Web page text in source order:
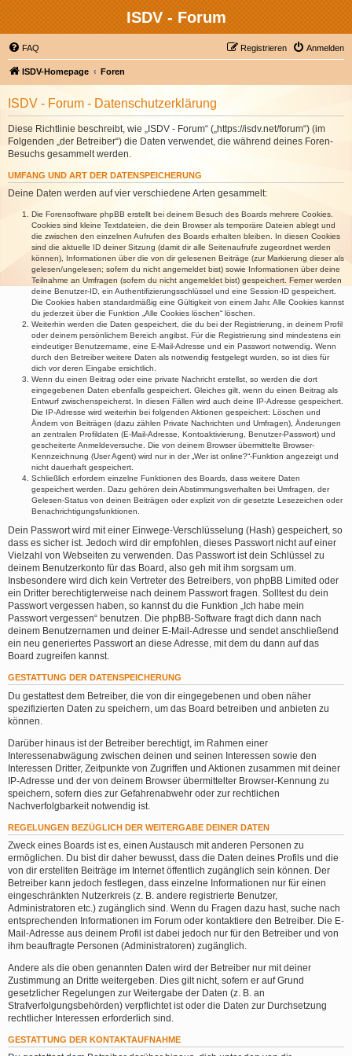
ISDV - Forum
FAQ Anmelden
Registrieren
ISDV-Homepage Foren
ISDV - Forum - Datenschutzerklärung
Diese Richtlinie beschreibt, wie „ISDV - Forum“ („https://isdv.net/forum“) (im
Folgenden „der Betreiber“) die Daten verwendet, die während deines Foren-
Besuchs gesammelt werden.
UMFANG UND ART DER DATENSPEICHERUNG
Deine Daten werden auf vier verschiedene Arten gesammelt:
Die Forensoftware phpBB erstellt bei deinem Besuch des Boards mehrere Cookies.
Cookies sind kleine Textdateien, die dein Browser als temporäre Dateien ablegt und
die zwischen den einzelnen Aufrufen des Boards erhalten bleiben. In diesen Cookies
sind die aktuelle ID deiner Sitzung (damit dir alle Seitenaufrufe zugeordnet werden
können), Informationen über die von dir gelesenen Beiträge (zur Markierung dieser als
gelesen/ungelesen; sofern du nicht angemeldet bist) sowie Informationen über deine
Teilnahme an Umfragen (sofern du nicht angemeldet bist) gespeichert. Ferner werden
deine Benutzer-ID, ein Authentifizierungsschlüssel und eine Session-ID gespeichert.
Die Cookies haben standardmäßig eine Gültigkeit von einem Jahr. Alle Cookies kannst
du jederzeit über die Funktion „Alle Cookies löschen“ löschen.
Weiterhin werden die Daten gespeichert, die du bei der Registrierung, in deinem Profil
oder deinem persönlichem Bereich angibst. Für die Registrierung sind mindestens ein
eindeutiger Benutzername, eine E-Mail-Adresse und ein Passwort notwendig. Wenn
durch den Betreiber weitere Daten als notwendig festgelegt wurden, so ist dies für
dich vor deren Eingabe ersichtlich.
Wenn du einen Beitrag oder eine private Nachricht erstellst, so werden die dort
eingegebenen Daten ebenfalls gespeichert. Gleiches gilt, wenn du einen Beitrag als
Entwurf zwischenspeicherst. In diesen Fällen wird auch deine IP-Adresse gespeichert.
Die IP-Adresse wird weiterhin bei folgenden Aktionen gespeichert: Löschen und
Ändern von Beiträgen (dazu zählen Private Nachrichten und Umfragen), Änderungen
an zentralen Profildaten (E-Mail-Adresse, Kontoaktivierung, Benutzer-Passwort) und
gescheiterte Anmeldeversuche. Die von deinem Browser übermittelte Browser-
Kennzeichnung (User Agent) wird nur in der „Wer ist online?“-Funktion angezeigt und
nicht dauerhaft gespeichert.
Schließlich erfordern einzelne Funktionen des Boards, dass weitere Daten
gespeichert werden. Dazu gehören dein Abstimmungsverhalten bei Umfragen, der
Gelesen-Status von deinen Beiträgen oder explizit von dir gesetzte Lesezeichen oder
Benachrichtigungsfunktionen.
Dein Passwort wird mit einer Einwege-Verschlüsselung (Hash) gespeichert, so
dass es sicher ist. Jedoch wird dir empfohlen, dieses Passwort nicht auf einer
Vielzahl von Webseiten zu verwenden. Das Passwort ist dein Schlüssel zu
deinem Benutzerkonto für das Board, also geh mit ihm sorgsam um.
Insbesondere wird dich kein Vertreter des Betreibers, von phpBB Limited oder
ein Dritter berechtigterweise nach deinem Passwort fragen. Solltest du dein
Passwort vergessen haben, so kannst du die Funktion „Ich habe mein
Passwort vergessen“ benutzen. Die phpBB-Software fragt dich dann nach
deinem Benutzernamen und deiner E-Mail-Adresse und sendet anschließend
ein neu generiertes Passwort an diese Adresse, mit dem du dann auf das
Board zugreifen kannst.
GESTATTUNG DER DATENSPEICHERUNG
Du gestattest dem Betreiber, die von dir eingegebenen und oben näher
spezifizierten Daten zu speichern, um das Board betreiben und anbieten zu
können.
Darüber hinaus ist der Betreiber berechtigt, im Rahmen einer
Interessenabwägung zwischen deinen und seinen Interessen sowie den
Interessen Dritter, Zeitpunkte von Zugriffen und Aktionen zusammen mit deiner
IP-Adresse und der von deinem Browser übermittelter Browser-Kennung zu
speichern, sofern dies zur Gefahrenabwehr oder zur rechtlichen
Nachverfolgbarkeit notwendig ist.
REGELUNGEN BEZÜGLICH DER WEITERGABE DEINER DATEN
Zweck eines Boards ist es, einen Austausch mit anderen Personen zu
ermöglichen. Du bist dir daher bewusst, dass die Daten deines Profils und die
von dir erstellten Beiträge im Internet öffentlich zugänglich sein können. Der
Betreiber kann jedoch festlegen, dass einzelne Informationen nur für einen
eingeschränkten Nutzerkreis (z. B. andere registrierte Benutzer,
Administratoren etc.) zugänglich sind. Wenn du Fragen dazu hast, suche nach
entsprechenden Informationen im Forum oder kontaktiere den Betreiber. Die E-
Mail-Adresse aus deinem Profil ist dabei jedoch nur für den Betreiber und von
ihm beauftragte Personen (Administratoren) zugänglich.
Andere als die oben genannten Daten wird der Betreiber nur mit deiner
Zustimmung an Dritte weitergeben. Dies gilt nicht, sofern er auf Grund
gesetzlicher Regelungen zur Weitergabe der Daten (z. B. an
Strafverfolgungsbehörden) verpflichtet ist oder die Daten zur Durchsetzung
rechtlicher Interessen erforderlich sind.
GESTATTUNG DER KONTAKTAUFNAHME